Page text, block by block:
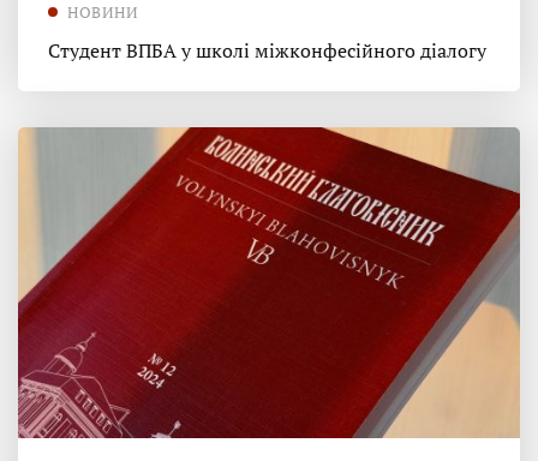
НОВИНИ
Студент ВПБА у школі міжконфесійного діалогу